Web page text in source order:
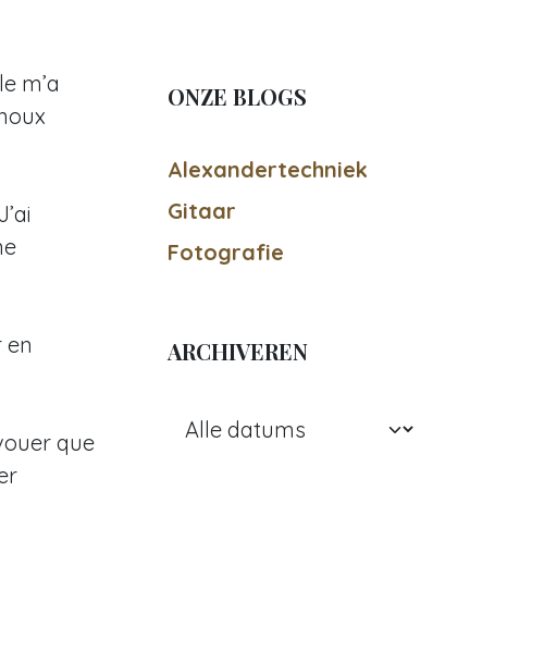
m’a
en
que
ONZE BLOGS
Alexandertechniek
Gitaar
Fotografie
ARCHIVEREN